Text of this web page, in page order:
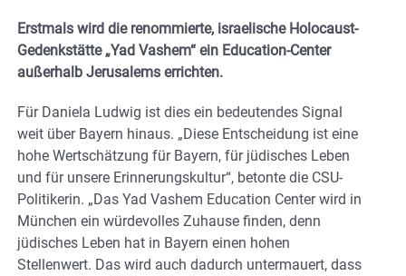
Erstmals wird die renommierte, israelische Holocaust-
Gedenkstätte „Yad Vashem“ ein Education-Center
außerhalb Jerusalems errichten.
Für Daniela Ludwig ist dies ein bedeutendes Signal
weit über Bayern hinaus. „Diese Entscheidung ist eine
hohe Wertschätzung für Bayern, für jüdisches Leben
und für unsere Erinnerungskultur“, betonte die CSU-
Politikerin. „Das Yad Vashem Education Center wird in
München ein würdevolles Zuhause finden, denn
jüdisches Leben hat in Bayern einen hohen
Stellenwert. Das wird auch dadurch untermauert, dass